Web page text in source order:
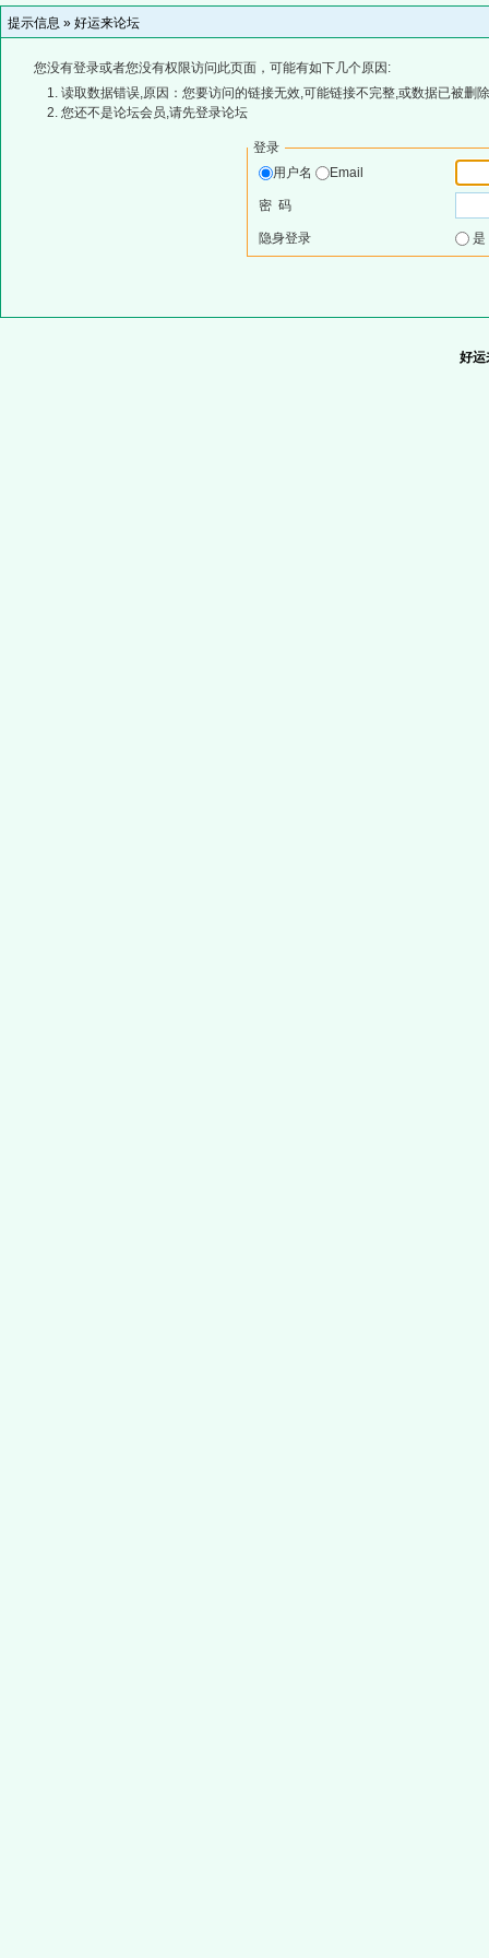
提示信息 » 好运来论坛
您没有登录或者您没有权限访问此页面，可能有如下几个原因:
读取数据错误,原因：您要访问的链接无效,可能链接不完整,或数据已被删
您还不是论坛会员,请先登录论坛
登录
用户名
Email
密 码
隐身登录
好